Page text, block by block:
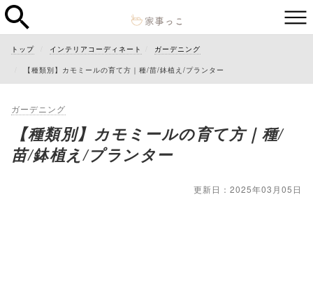
トップ インテリアコーディネート ガーデニング
【種類別】カモミールの育て方｜種/苗/鉢植え/プランター
ガーデニング
【種類別】カモミールの育て方｜種/
苗/鉢植え/プランター
更新日：2025年03月05日